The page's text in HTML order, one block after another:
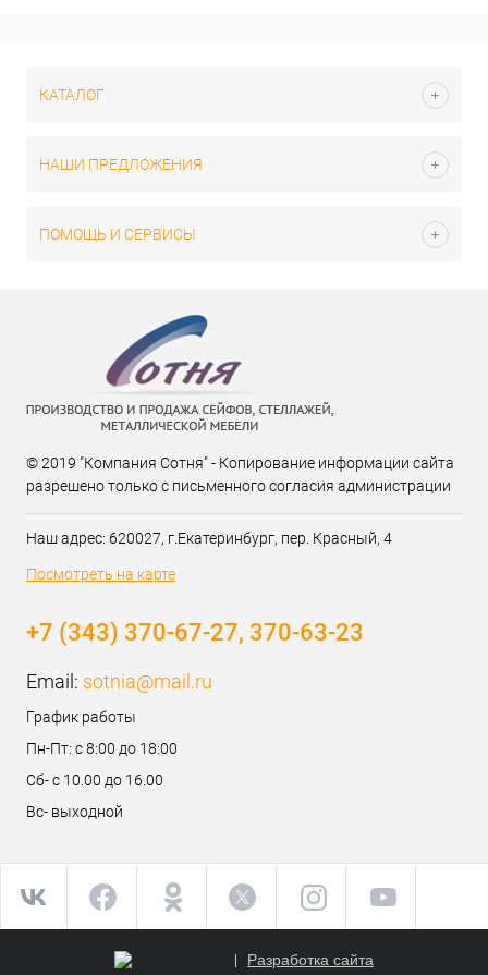
КАТАЛОГ
НАШИ ПРЕДЛОЖЕНИЯ
ПОМОЩЬ И СЕРВИСЫ
© 2019 "Компания Сотня" - Копирование информации сайта
разрешено только с письменного согласия администрации
Наш адрес: 620027, г.Екатеринбург, пер. Красный, 4
Посмотреть на карте
+7 (343) 370-67-27, 370-63-23
Email: sotnia@mail.ru
График работы
Пн-Пт: с 8:00 до 18:00
Сб- с 10.00 до 16.00
Вс- выходной
Разработка сайта